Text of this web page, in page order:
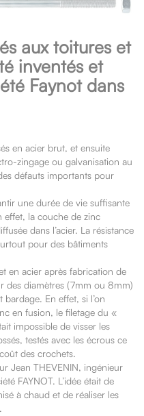
aux toitures et
inventés et
Faynot dans
en acier brut, et ensuite
zingage ou galvanisation au
défauts importants pour
une durée de vie suffisante
effet, la couche de zinc
dans l’acier. La résistance
pour des bâtiments
en acier après fabrication de
des diamètres (7mm ou 8mm)
En effet, si l’on
en fusion, le filetage du «
impossible de visser les
testés avec les écrous ce
des crochets.
Jean THEVENIN, ingénieur
FAYNOT. L’idée était de
à chaud et de réaliser les